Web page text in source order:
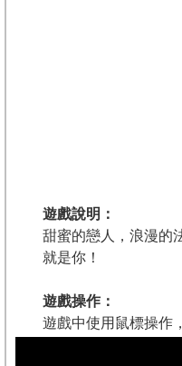
遊戲說明：
甜蜜的戀人，浪漫的
就是你！
遊戲操作：
遊戲中使用鼠標操作